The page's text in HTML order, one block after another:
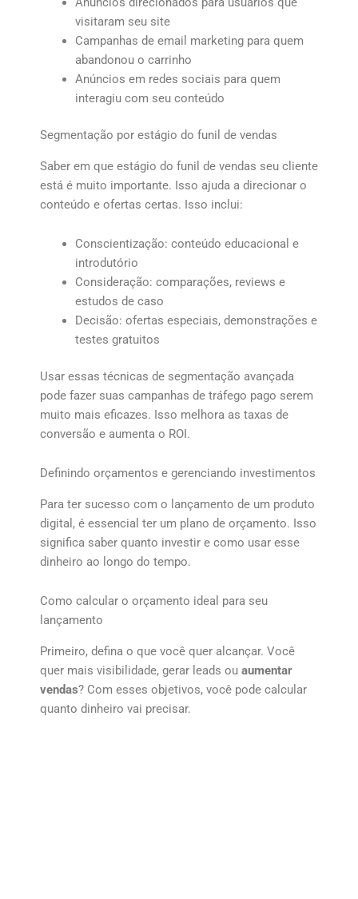
visitaram seu site
Campanhas de email marketing para quem
abandonou o carrinho
Anúncios em redes sociais para quem
interagiu com seu conteúdo
Segmentação por estágio do funil de vendas
Saber em que estágio do funil de vendas seu cliente
está é muito importante. Isso ajuda a direcionar o
conteúdo e ofertas certas. Isso inclui:
Conscientização: conteúdo educacional e
introdutório
Consideração: comparações, reviews e
estudos de caso
Decisão: ofertas especiais, demonstrações e
testes gratuitos
Usar essas técnicas de segmentação avançada
pode fazer suas campanhas de tráfego pago serem
muito mais eficazes. Isso melhora as taxas de
conversão e aumenta o ROI.
Definindo orçamentos e gerenciando investimentos
Para ter sucesso com o lançamento de um produto
digital, é essencial ter um plano de orçamento. Isso
significa saber quanto investir e como usar esse
dinheiro ao longo do tempo.
Como calcular o orçamento ideal para seu
lançamento
Primeiro, defina o que você quer alcançar. Você
quer mais visibilidade, gerar leads ou aumentar
vendas? Com esses objetivos, você pode calcular
quanto dinheiro vai precisar.